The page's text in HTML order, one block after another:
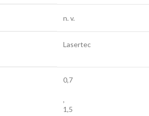
n. v.
Lasertec
0,7
,
1,5